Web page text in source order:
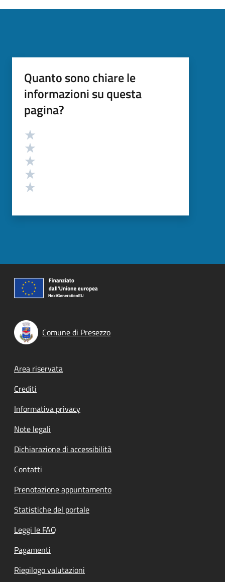
Quanto sono chiare le
informazioni su questa
pagina?
Valutazione
Comune di Presezzo
Footer menu
Area riservata
Crediti
Informativa privacy
Note legali
Dichiarazione di accessibilità
Contatti
Prenotazione appuntamento
Statistiche del portale
Leggi le FAQ
Pagamenti
Riepilogo valutazioni